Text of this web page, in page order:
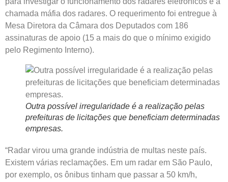
chamada máfia dos radares. O requerimento foi entregue à
Mesa Diretora da Câmara dos Deputados com 186
assinaturas de apoio (15 a mais do que o mínimo exigido
pelo Regimento Interno).
Outra possível irregularidade é a realização pelas
prefeituras de licitações que beneficiam determinadas
empresas.
“Radar virou uma grande indústria de multas neste país.
Existem várias reclamações. Em um radar em São Paulo,
por exemplo, os ônibus tinham que passar a 50 km/h,